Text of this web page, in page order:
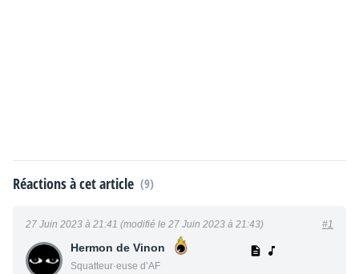
Réactions à cet article (9)
Hermon de Vinon
Squatteur·euse d’AF
27 Juin 2023 à 21:41 (modifié le 27 Juin 2023 à 21:43) #1